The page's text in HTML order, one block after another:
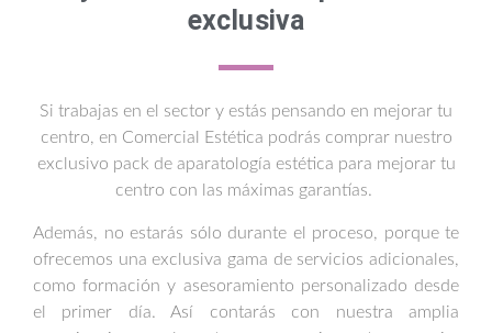
exclusiva
Si trabajas en el sector y estás pensando en mejorar tu
centro, en Comercial Estética podrás comprar nuestro
exclusivo pack de aparatología estética para mejorar tu
centro con las máximas garantías.
Además, no estarás sólo durante el proceso, porque te
ofrecemos una exclusiva gama de servicios adicionales,
como formación y asesoramiento personalizado desde
el primer día. Así contarás con nuestra amplia